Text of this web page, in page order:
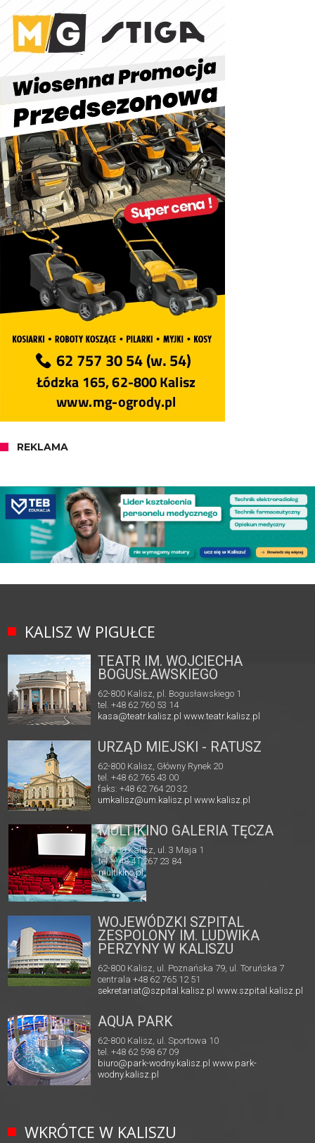
REKLAMA
KALISZ W PIGUŁCE
TEATR IM. WOJCIECHA
BOGUSŁAWSKIEGO
62-800 Kalisz, pl. Bogusławskiego 1
tel. +48 62 760 53 14
kasa@teatr.kalisz.pl www.teatr.kalisz.pl
URZĄD MIEJSKI - RATUSZ
62-800 Kalisz, Główny Rynek 20
tel. +48 62 765 43 00
faks: +48 62 764 20 32
umkalisz@um.kalisz.plwww.kalisz.pl
MULTIKINO GALERIA TĘCZA
62-800 Kalisz, ul. 3 Maja 1
tel. + 48 41 267 23 84
multikino.pl
WOJEWÓDZKI SZPITAL
ZESPOLONY IM. LUDWIKA
PERZYNY W KALISZU
62-800 Kalisz, ul. Poznańska 79, ul. Toruńska 7
centrala +48 62 765 12 51
sekretariat@szpital.kalisz.pl www.szpital.kalisz.pl
AQUA PARK
62-800 Kalisz, ul. Sportowa 10
tel. +48 62 598 67 09
biuro@park-wodny.kalisz.pl www.park-
wodny.kalisz.pl
WKRÓTCE W KALISZU